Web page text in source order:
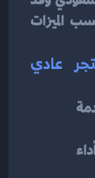
المتجر العادي يفتقر إلى ميزات متقدمة